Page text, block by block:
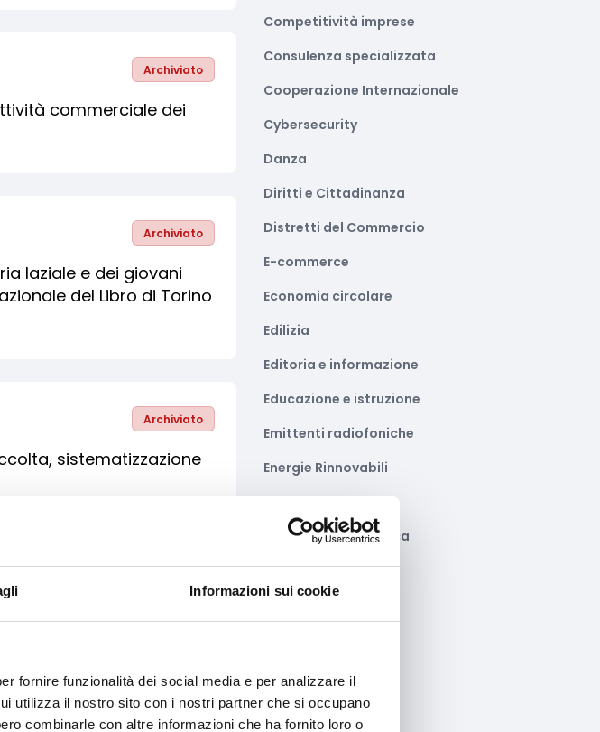
Informazioni sui cookie
fornire funzionalità dei social media e per analizzare il
utilizza il nostro sito con i nostri partner che si occupano
combinarle con altre informazioni che ha fornito loro o
Archiviato
commerciale dei
Archiviato
laziale e dei giovani
del Libro di Torino
Archiviato
sistematizzazione
Archiviato
start up e delle
Competitività imprese
Consulenza specializzata
Cooperazione Internazionale
Cybersecurity
Danza
Diritti e Cittadinanza
Distretti del Commercio
E-commerce
Economia circolare
Edilizia
Editoria e informazione
Educazione e istruzione
Emittenti radiofoniche
Energie Rinnovabili
Farmaceutico
Farmacia e/o chimica
Fashion
Formazione e lavoro
Fotovoltaico